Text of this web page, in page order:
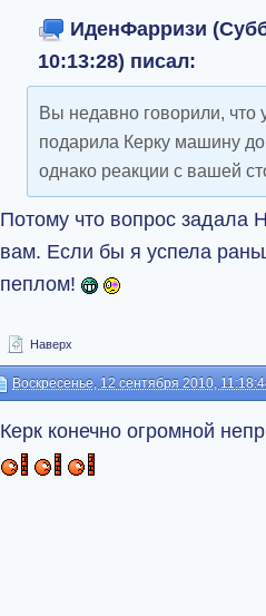
ИденФарризи
10:13:28) писал:
Вы недавно говорили, что
подарила Керку машину
однако реакции с вашей
Потому что вопрос задала
вам. Если бы я успела
пеплом!
Наверх
Воскресенье, 12 сентября 2010,
Керк конечно огромной